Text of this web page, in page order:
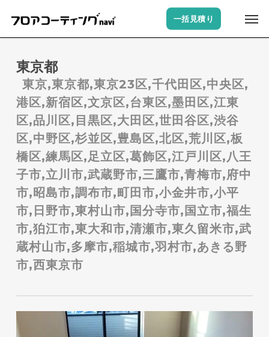
main
一括見積り
東京都
東京,東京都,東京23区,千代田区,中央区,
港区,新宿区,文京区,台東区,墨田区,江東
区,品川区,目黒区,大田区,世田谷区,渋谷
区,中野区,杉並区,豊島区,北区,荒川区,板
橋区,練馬区,足立区,葛飾区,江戸川区,八王
子市,立川市,武蔵野市,三鷹市,青梅市,府中
市,昭島市,調布市,町田市,小金井市,小平
市,日野市,東村山市,国分寺市,国立市,福生
市,狛江市,東大和市,清瀬市,東久留米市,武
蔵村山市,多摩市,稲城市,羽村市,あきる野
市,西東京市